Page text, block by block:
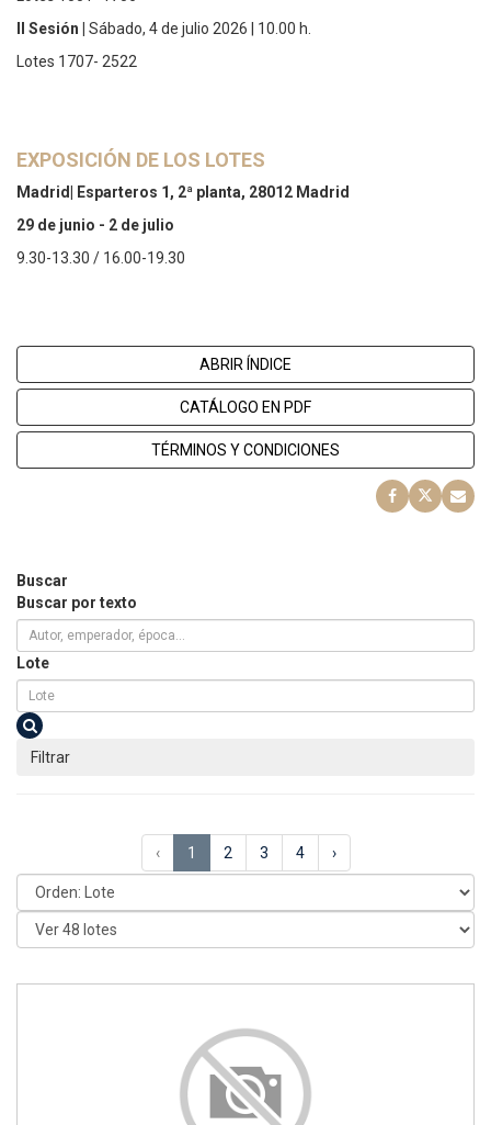
II Sesión
Sábado, 4 de julio 2026 | 10.00 h.
Lotes 1707- 2522
EXPOSICIÓN DE LOS LOTES
Madrid| Esparteros 1, 2ª planta, 28012 Madrid
29 de junio - 2 de julio
9.30-13.30 / 16.00-19.30
ABRIR ÍNDICE
CATÁLOGO EN PDF
TÉRMINOS Y CONDICIONES
Buscar
Buscar por texto
Lote
Filtrar
‹ 1 2 3 4 ›